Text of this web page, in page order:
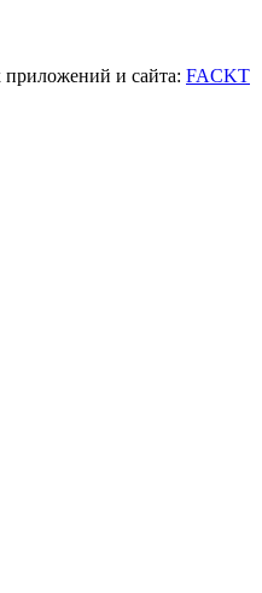
приложений и сайта: FACKT